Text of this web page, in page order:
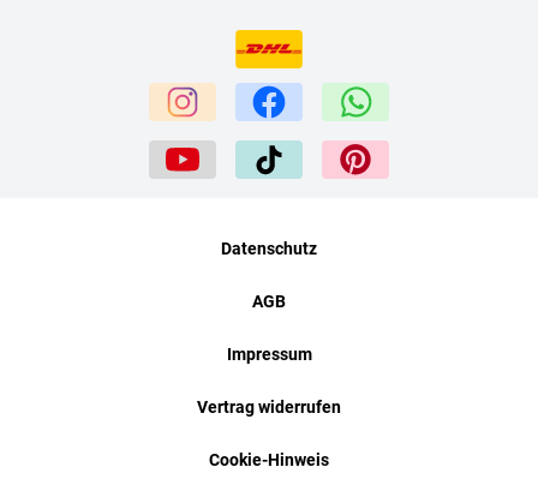
Datenschutz
AGB
Impressum
Vertrag widerrufen
Cookie-Hinweis